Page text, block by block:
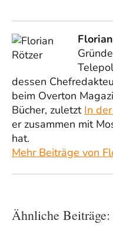
dessen
beim Overton
Bücher, zuletzt In
er zusammen mit
hat.
Mehr Beiträge von
Ähnliche Beiträge: